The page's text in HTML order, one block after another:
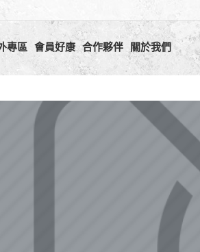
專區 會員好康 合作夥伴 關於我們